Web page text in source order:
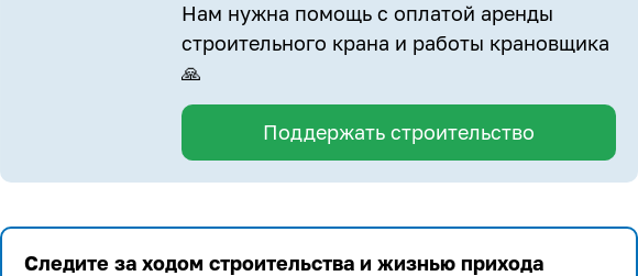
Нам нужна помощь с оплатой аренды
строительного крана и работы крановщика
🙏
Поддержать строительство
Следите за ходом строительства и жизнью прихода